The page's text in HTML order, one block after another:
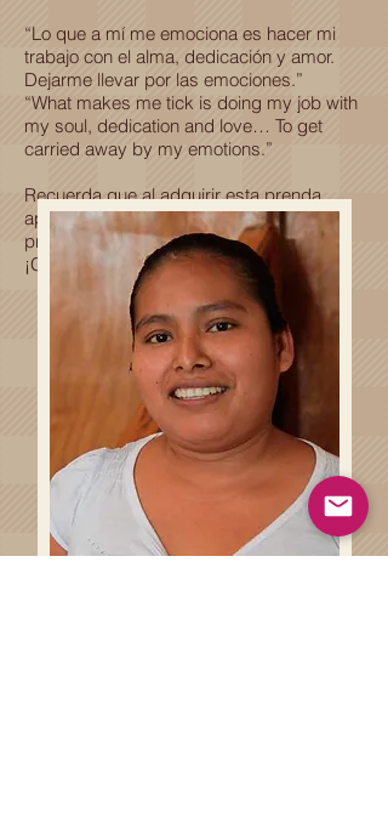
“Lo que a mí me emociona es hacer mi
trabajo con el alma, dedicación y amor.
Dejarme llevar por las emociones.”
“What makes me tick is doing my job with
my soul, dedication and love… To get
carried away by my emotions.”
Recuerda que al adquirir esta prenda
apoyas al desarrollo económico y
profesional de una familia Oaxaqueña.
¡Gracias por ser parte de esta historia!